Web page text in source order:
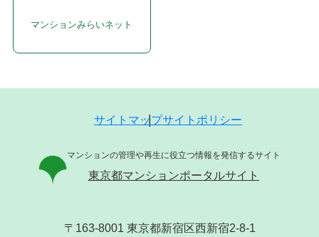
マンションみらいネット
サイトマップサイトポリシー
マンションの管理や再生に役立つ情報を発信するサイト
東京都マンションポータルサイト
〒163-8001 東京都新宿区西新宿2-8-1